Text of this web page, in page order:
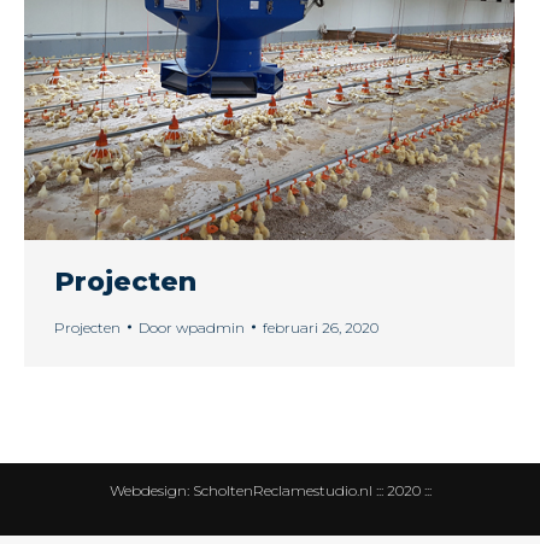
Projecten
Projecten Door wpadmin februari 26, 2020
Webdesign: ScholtenReclamestudio.nl ::: 2020 :::